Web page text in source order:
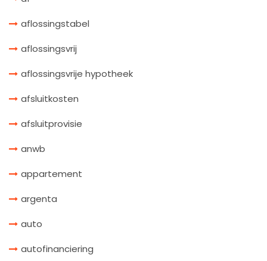
aflossingstabel
aflossingsvrij
aflossingsvrije hypotheek
afsluitkosten
afsluitprovisie
anwb
appartement
argenta
auto
autofinanciering